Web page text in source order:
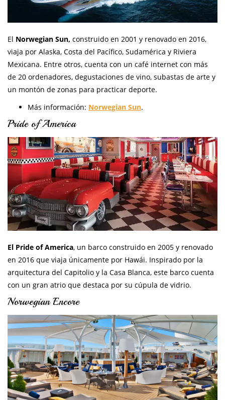
El Norwegian Sun, construido en 2001 y renovado en 2016,
viaja por Alaska, Costa del Pacífico, Sudamérica y Riviera
Mexicana. Entre otros, cuenta con un café internet con más
de 20 ordenadores, degustaciones de vino, subastas de arte y
un montón de zonas para practicar deporte.
Más información: Norwegian Sun.
Pride of America
El Pride of America, un barco construido en 2005 y renovado
en 2016 que viaja únicamente por Hawái. Inspirado por la
arquitectura del Capitolio y la Casa Blanca, este barco cuenta
con un gran atrio que destaca por su cúpula de vidrio.
Norwegian Encore